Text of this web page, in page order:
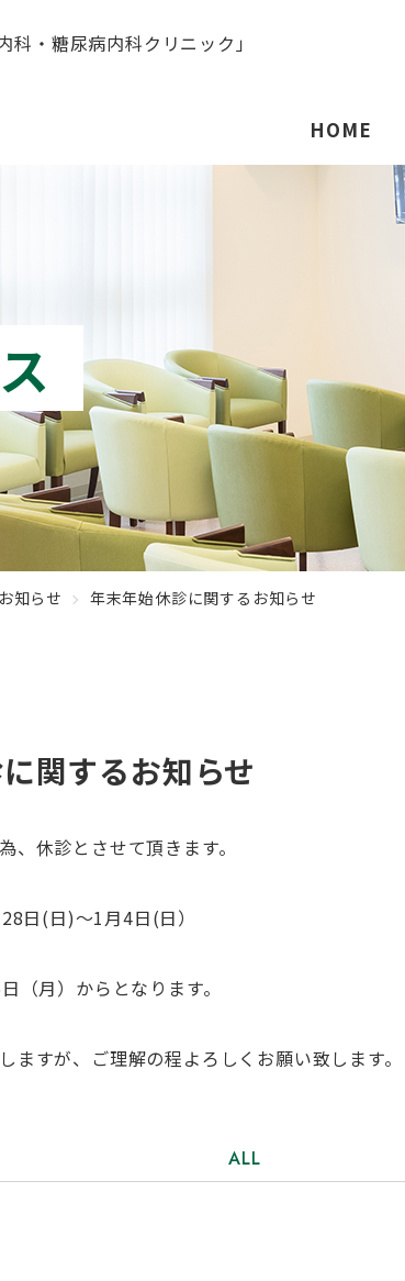
HOME
お知らせ 年末年始休診に関するお知らせ
関するお知らせ
、休診とさせて頂きます。
日(日)～1月4日(日）
（月）からとなります。
ますが、ご理解の程よろしくお願い致します。
ALL